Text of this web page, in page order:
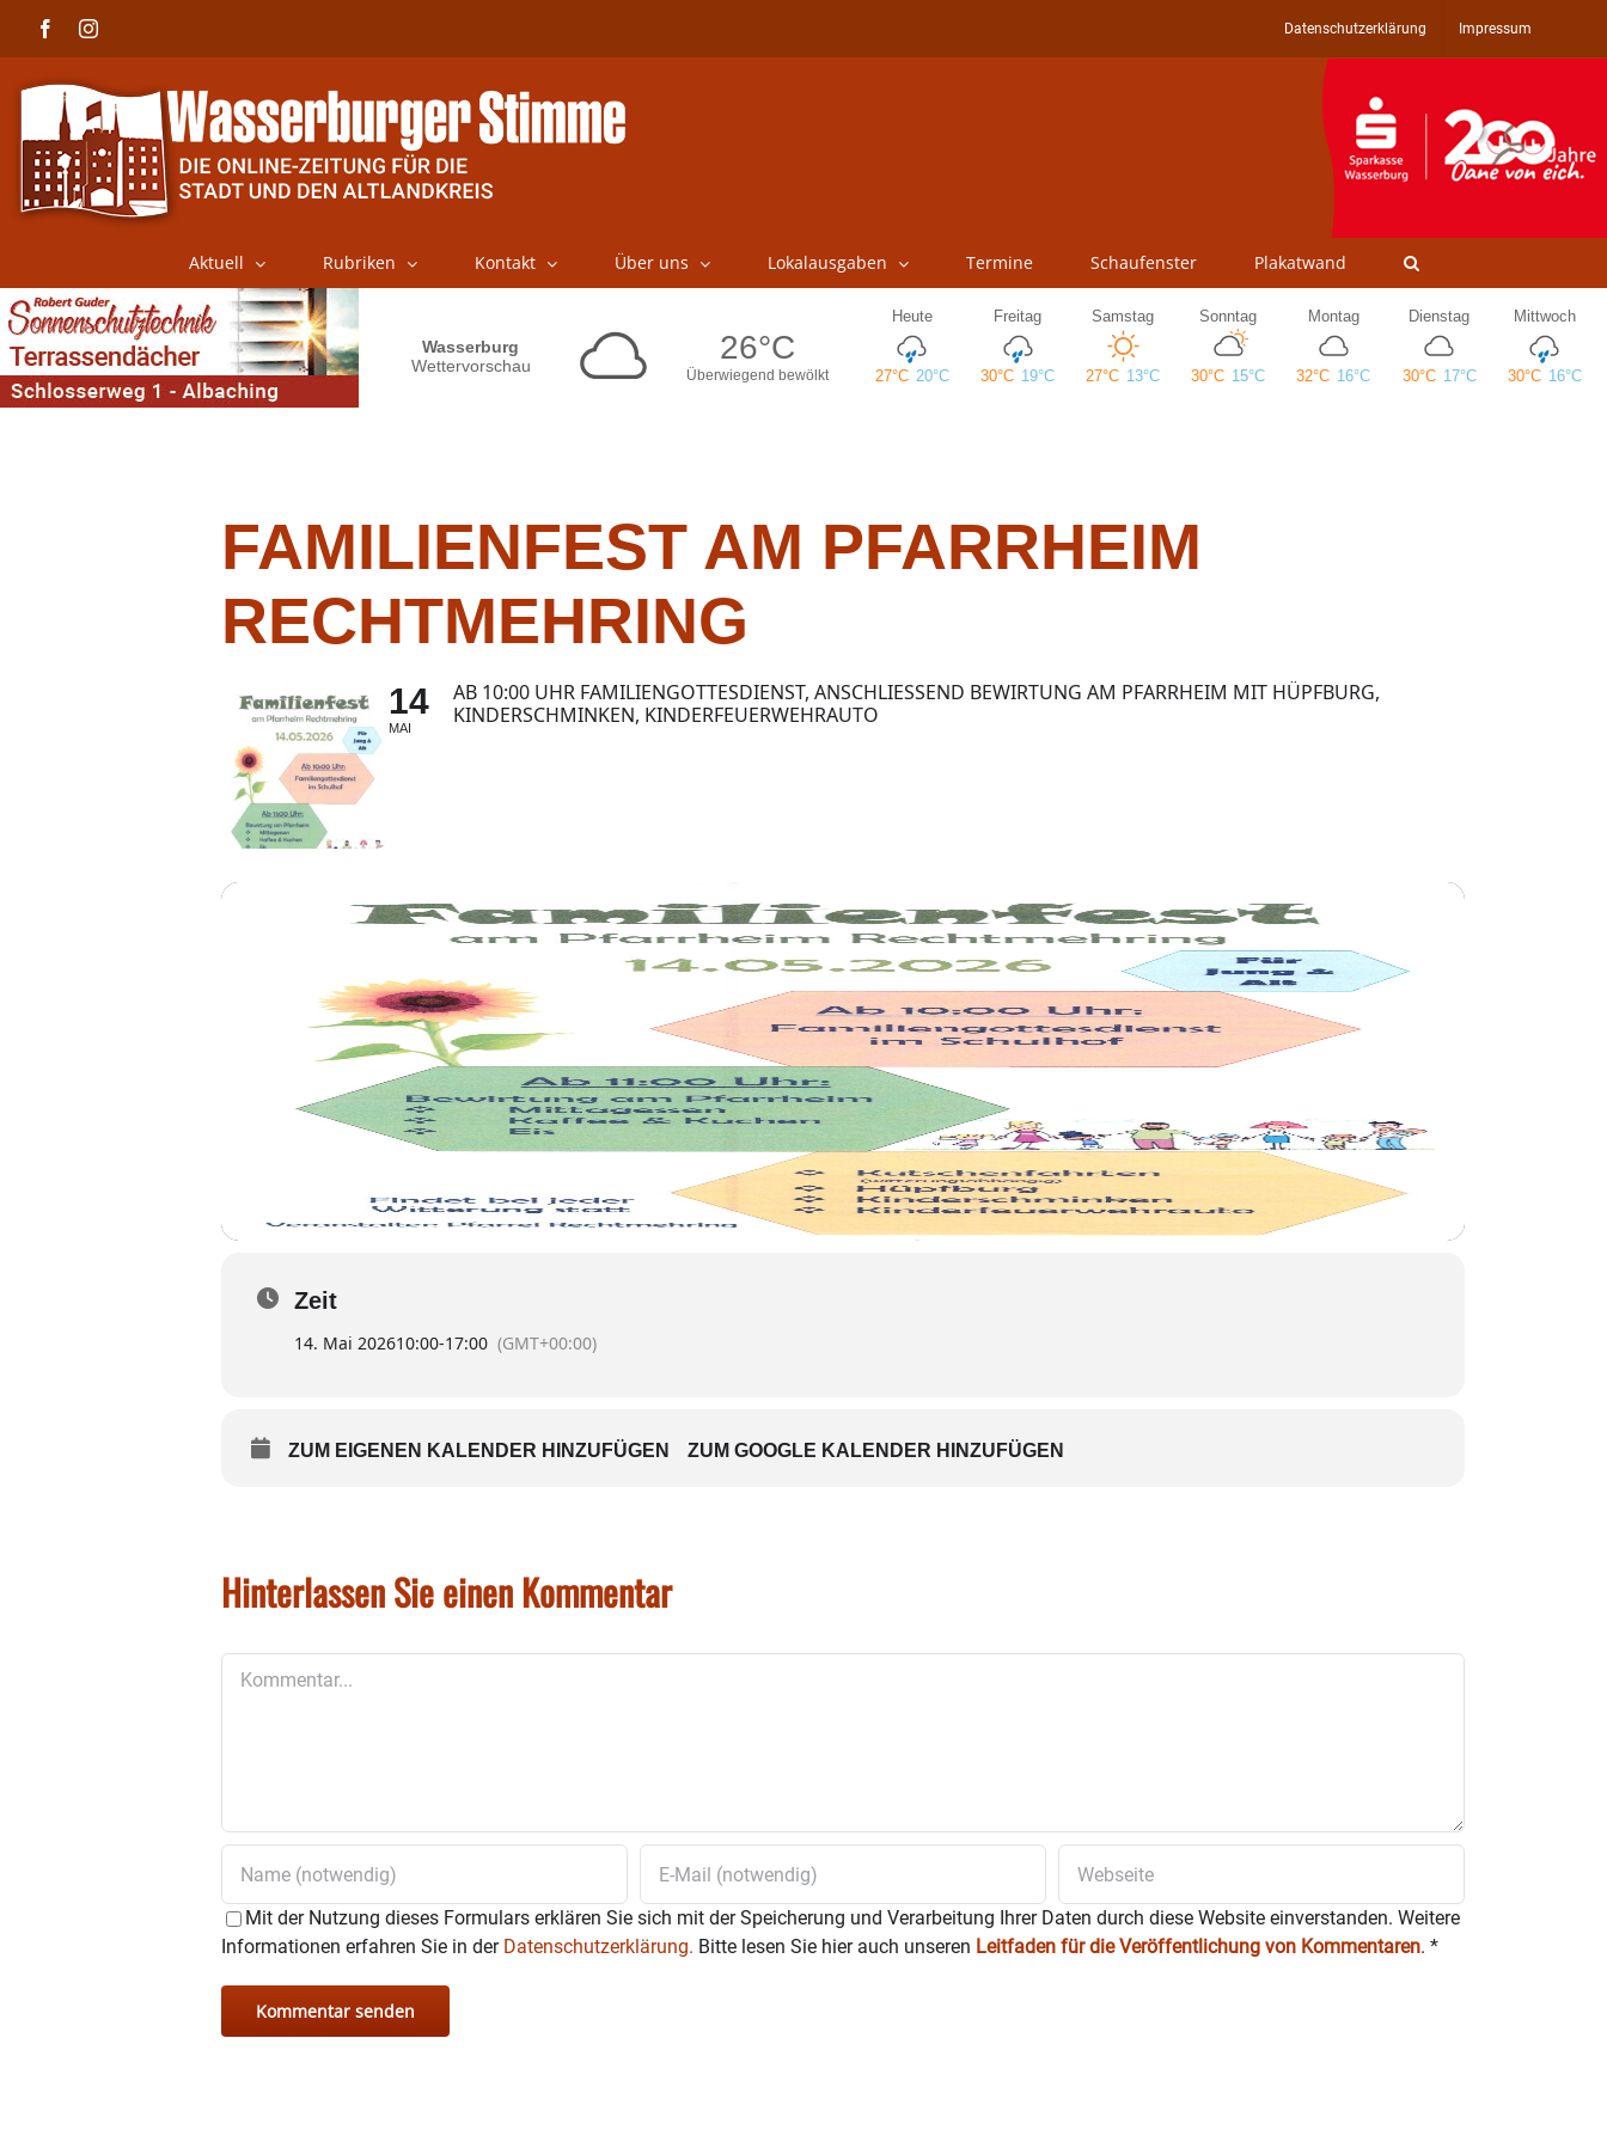
FacebookInstagram Datenschutzerklärung Impressum
Aktuell Rubriken Kontakt Über uns Lokalausgaben Termine Schaufenster Plakatwand
FAMILIENFEST AM PFARRHEIM
RECHTMEHRING
14
MAI
AB 10:00 UHR FAMILIENGOTTESDIENST, ANSCHLIESSEND BEWIRTUNG AM PFARRHEIM MIT HÜPFBURG, K
INDERSCHMINKEN, KINDERFEUERWEHRAUTO
Zeit
14. Mai 202610:00-17:00 (GMT+00:00)
ZUM EIGENEN KALENDER HINZUFÜGEN ZUM GOOGLE KALENDER HINZUFÜGEN
Hinterlassen Sie einen Kommentar
Mit der Nutzung dieses Formulars erklären Sie sich mit der Speicherung und Verarbeitung Ihrer Daten durch diese Website einverstanden. Weitere
Informationen erfahren Sie in der Datenschutzerklärung. Bitte lesen Sie hier auch unseren Leitfaden für die Veröffentlichung von Kommentaren. *